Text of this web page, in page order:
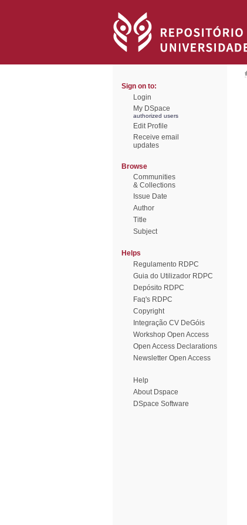
Sign on to:
Login
My DSpace
authorized users
Edit Profile
Receive email
updates
Browse
Communities
& Collections
Issue Date
Author
Title
Subject
Helps
Regulamento RDPC
Guia do Utilizador RDPC
Depósito RDPC
Faq's RDPC
Copyright
Integração CV DeGóis
Workshop Open Access
Open Access Declarations
Newsletter Open Access
Help
About Dspace
DSpace Software